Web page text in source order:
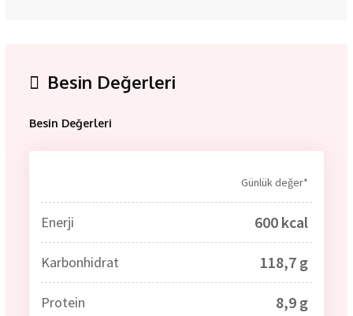
Besin Değerleri
Besin Değerleri
Günlük değer*
Enerji 600 kcal
Karbonhidrat 118,7 g
Protein 8,9 g